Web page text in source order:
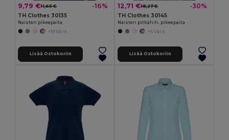
9,79 €11,65 € -16%
TH Clothes 30135
Naisten pikeepaita
+19 Värit
Lisää Ostokoriin
12,71 €18,27 € -30%
TH Clothes 30145
Naisten pitkähih. pikeepaita
+5 Värit
Lisää Ostokoriin